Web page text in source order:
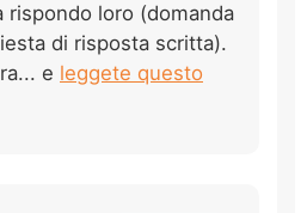
rispondo loro (domanda
di risposta scritta).
e leggete questo